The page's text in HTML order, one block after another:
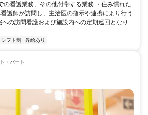
の看護業務、その他付帯する業務 ・住み慣れた
護師が訪問し、主治医の指示や連携により行う
の訪問看護および施設内への定期巡回となり
シフト制 昇給あり
・パート